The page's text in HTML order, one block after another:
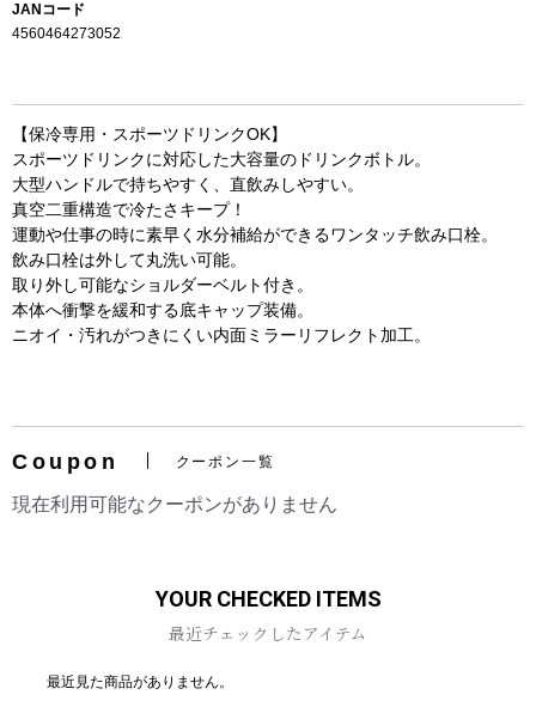
JANコード
4560464273052
【保冷専用・スポーツドリンクOK】
スポーツドリンクに対応した大容量のドリンクボトル。
大型ハンドルで持ちやすく、直飲みしやすい。
真空二重構造で冷たさキープ！
運動や仕事の時に素早く水分補給ができるワンタッチ飲み口栓。
飲み口栓は外して丸洗い可能。
取り外し可能なショルダーベルト付き。
本体へ衝撃を緩和する底キャップ装備。
ニオイ・汚れがつきにくい内面ミラーリフレクト加工。
Coupon クーポン一覧
現在利用可能なクーポンがありません
YOUR CHECKED ITEMS
最近チェックしたアイテム
最近見た商品がありません。